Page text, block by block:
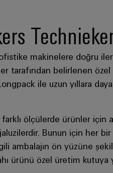
makinelere doğru
belirlenen özel
ile uzun yıllara
ölçülerde ürünler
Bunun için her
ambalajın ön yüzüne şekil
ürünü özel üretim